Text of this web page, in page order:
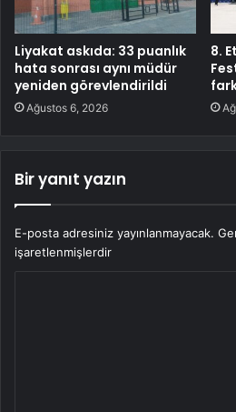
Liyakat askıda: 33 puanlık
hata sonrası aynı müdür
yeniden görevlendirildi
Ağustos 6, 2026
8.
Bir yanıt yazın
E-posta adresiniz yayınlanmayacak.
işaretlenmişlerdir